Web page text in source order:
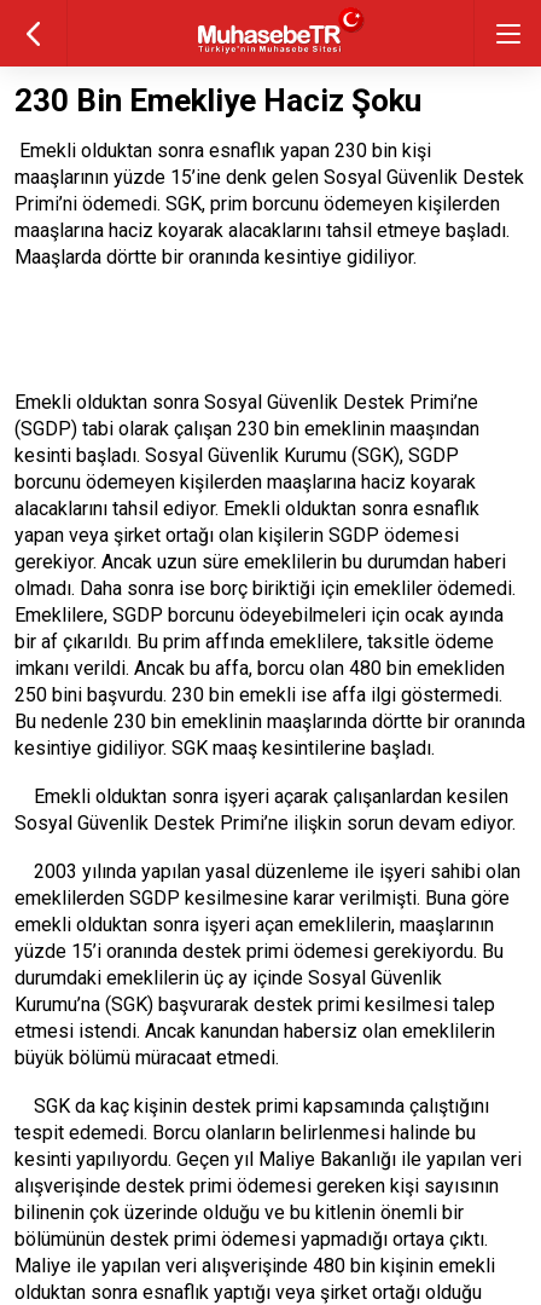
230 Bin Emekliye Haciz Şoku
Emekli olduktan sonra esnaflık yapan 230 bin kişi
maaşlarının yüzde 15’ine denk gelen Sosyal Güvenlik Destek
Primi’ni ödemedi. SGK, prim borcunu ödemeyen kişilerden
maaşlarına haciz koyarak alacaklarını tahsil etmeye başladı.
Maaşlarda dörtte bir oranında kesintiye gidiliyor.
Emekli olduktan sonra Sosyal Güvenlik Destek Primi’ne
(SGDP) tabi olarak çalışan 230 bin emeklinin maaşından
kesinti başladı. Sosyal Güvenlik Kurumu (SGK), SGDP
borcunu ödemeyen kişilerden maaşlarına haciz koyarak
alacaklarını tahsil ediyor. Emekli olduktan sonra esnaflık
yapan veya şirket ortağı olan kişilerin SGDP ödemesi
gerekiyor. Ancak uzun süre emeklilerin bu durumdan haberi
olmadı. Daha sonra ise borç biriktiği için emekliler ödemedi.
Emeklilere, SGDP borcunu ödeyebilmeleri için ocak ayında
bir af çıkarıldı. Bu prim affında emeklilere, taksitle ödeme
imkanı verildi. Ancak bu affa, borcu olan 480 bin emekliden
250 bini başvurdu. 230 bin emekli ise affa ilgi göstermedi.
Bu nedenle 230 bin emeklinin maaşlarında dörtte bir oranında
kesintiye gidiliyor. SGK maaş kesintilerine başladı.
Emekli olduktan sonra işyeri açarak çalışanlardan kesilen
Sosyal Güvenlik Destek Primi’ne ilişkin sorun devam ediyor.
2003 yılında yapılan yasal düzenleme ile işyeri sahibi olan
emeklilerden SGDP kesilmesine karar verilmişti. Buna göre
emekli olduktan sonra işyeri açan emeklilerin, maaşlarının
yüzde 15’i oranında destek primi ödemesi gerekiyordu. Bu
durumdaki emeklilerin üç ay içinde Sosyal Güvenlik
Kurumu’na (SGK) başvurarak destek primi kesilmesi talep
etmesi istendi. Ancak kanundan habersiz olan emeklilerin
büyük bölümü müracaat etmedi.
SGK da kaç kişinin destek primi kapsamında çalıştığını
tespit edemedi. Borcu olanların belirlenmesi halinde bu
kesinti yapılıyordu. Geçen yıl Maliye Bakanlığı ile yapılan veri
alışverişinde destek primi ödemesi gereken kişi sayısının
bilinenin çok üzerinde olduğu ve bu kitlenin önemli bir
bölümünün destek primi ödemesi yapmadığı ortaya çıktı.
Maliye ile yapılan veri alışverişinde 480 bin kişinin emekli
olduktan sonra esnaflık yaptığı veya şirket ortağı olduğu